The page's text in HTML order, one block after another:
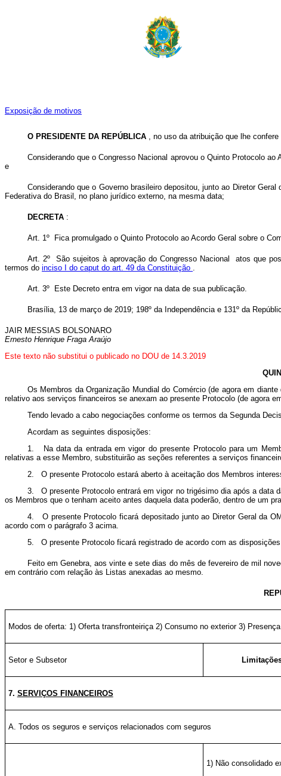
Exposição de motivos
O PRESIDENTE DA REPÚBLICA , no uso da atribuição que lhe confere
Considerando que o Congresso Nacional aprovou o Quinto Protocolo
e
Considerando que o Governo brasileiro depositou, junto ao Diretor
Federativa do Brasil, no plano jurídico externo, na mesma data;
DECRETA :
Art. 1º Fica promulgado o Quinto Protocolo ao Acordo Geral sobre o
Art. 2º São sujeitos à aprovação do Congresso Nacional atos que
termos do inciso I do caput do art. 49 da Constituição .
Art. 3º Este Decreto entra em vigor na data de sua publicação.
Brasília, 13 de março de 2019; 198º da Independência e 131º da
JAIR MESSIAS BOLSONARO
Ernesto Henrique Fraga Araújo
Este texto não substitui o publicado no DOU de 14.3.2019
Os Membros da Organização Mundial do Comércio (de agora em
relativo aos serviços financeiros se anexam ao presente Protocolo (de agora
Tendo levado a cabo negociações conforme os termos da Segunda
Acordam as seguintes disposições:
1. Na data da entrada em vigor do presente Protocolo para um
relativas a esse Membro, substituirão as seções referentes a serviços
2. O presente Protocolo estará aberto à aceitação dos Membros
3. O presente Protocolo entrará em vigor no trigésimo dia após a data
os Membros que o tenham aceito antes daquela data poderão, dentro de um
4. O presente Protocolo ficará depositado junto ao Diretor Geral da
acordo com o parágrafo 3 acima.
5. O presente Protocolo ficará registrado de acordo com as
Feito em Genebra, aos vinte e sete dias do mês de fevereiro de mil
em contrário com relação às Listas anexadas ao mesmo.
Modos de oferta: 1) Oferta transfronteiriça 2) Consumo no exterior 3)
Setor e Subsetor
7. SERVIÇOS FINANCEIROS
A. Todos os seguros e serviços relacionados com seguros
1) Não consolidado